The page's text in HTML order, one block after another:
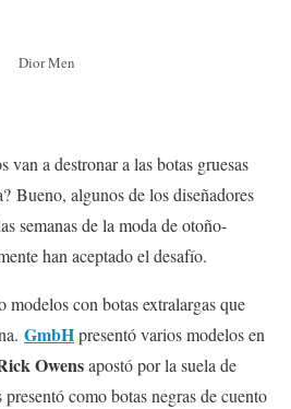
Dior Men
van a destronar a las botas gruesas
Bueno, algunos de los diseñadores
semanas de la moda de otoño-
han aceptado el desafío.
modelos con botas extralargas que
GmbHpresentó varios modelos en
Owensapostó por la suela de
presentó como botas negras de cuento